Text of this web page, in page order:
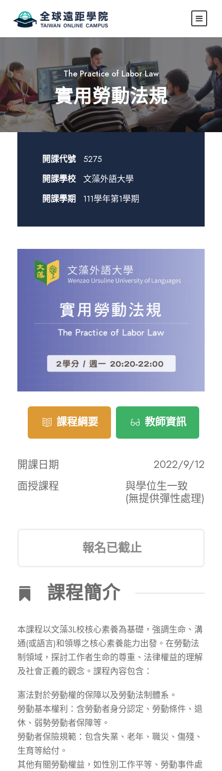
The Practice of Labor Law
實用勞動法規
開課代號
5275
開課學校
文藻外語大學
開課學期
111學年第1學期
課程綱要 教師資訊
開課日期
2022/9/12
面授課程
與學位生一致
(無提供彈性處理)
報名已截止
課程簡介
本課程以文藻3L校核心素養為基礎，強調生命、溝
通(或語言)和領導之核心素養能力出發。在勞動法
制領域，探討工作者生命的尊重、法律權益的理解
及社會正義的觀念。課程內容包含：
憲法對於勞動權的保障以及勞動法制體系。
勞動基本權利：含勞動者身分認定、勞動條件、退
休、弱勢勞動者保障等。
勞動者保險規範：包含失業、老年、職災、傷殘、
生育等給付。
其他有關勞動權益，如性別工作平等、勞動事件處